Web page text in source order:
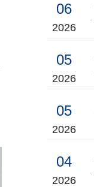
06
2026
05
2026
05
2026
04
2026